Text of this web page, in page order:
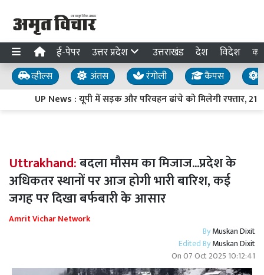
ई-पेपर उत्तर प्रदेश उत्तराखंड देश विदेश
व्हील्स अंतस रंगोली कैंपस
UP News : यूपी में सड़क और परिवहन ढांचे को मिलेगी रफ्तार, 21
Uttrakhand:बदला मौसम का मिजाज...प्रदेश के
अधिकतर स्थानों पर आज होगी भारी बारिश, कई
जगह पर दिखा बर्फबारी के आसार
Amrit Vichar Network
ByMuskan Dixit
Edited ByMuskan Dixit
On07 Oct 2025 10:12:41